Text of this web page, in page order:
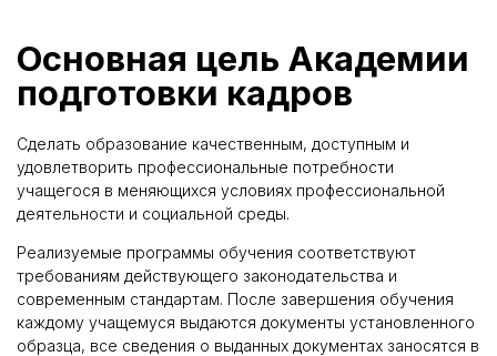
Основная цель Академии
подготовки кадров
Сделать образование качественным, доступным и
удовлетворить профессиональные потребности
учащегося в меняющихся условиях профессиональной
деятельности и социальной среды.
Реализуемые программы обучения соответствуют
требованиям действующего законодательства и
современным стандартам. После завершения обучения
каждому учащемуся выдаются документы установленного
образца, все сведения о выданных документах заносятся в